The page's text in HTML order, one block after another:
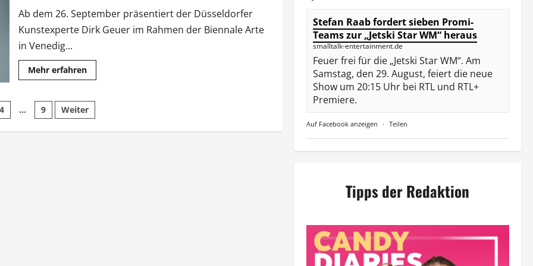
Ab dem 26. September präsentiert der Düsseldorfer
Kunstexperte Dirk Geuer im Rahmen der Biennale Arte
in Venedig...
Mehr erfahrenMehr
Informationen
Geuer
zeigt
zum
4 … 9 Weiter
Stefan Raab fordert sieben Promi-
Teams zur „Jetski Star WM“ heraus
smalltalk-entertainment.de
Feuer frei für die „Jetski Star WM“. Am
Samstag, den 29. August, feiert die neue
Show um 20:15 Uhr bei RTL und RTL+
Premiere.
Auf Facebook anzeigen · Teilen
Tipps der Redaktion